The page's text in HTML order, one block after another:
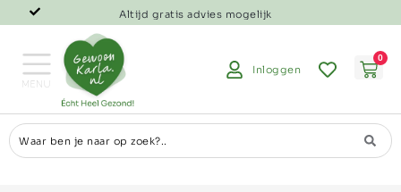
Altijd gratis advies mogelijk
Inloggen
0